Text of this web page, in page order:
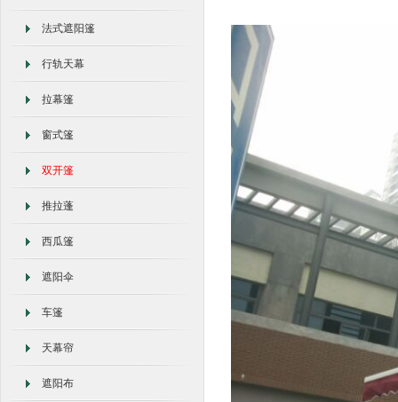
法式遮阳篷
行轨天幕
拉幕篷
窗式篷
双开篷
推拉蓬
西瓜篷
遮阳伞
车篷
天幕帘
遮阳布